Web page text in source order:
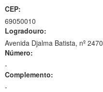
CEP:
69050010
Logradouro:
Avenida Djalma Batista, nº 2470
Número:
-
Complemento:
-